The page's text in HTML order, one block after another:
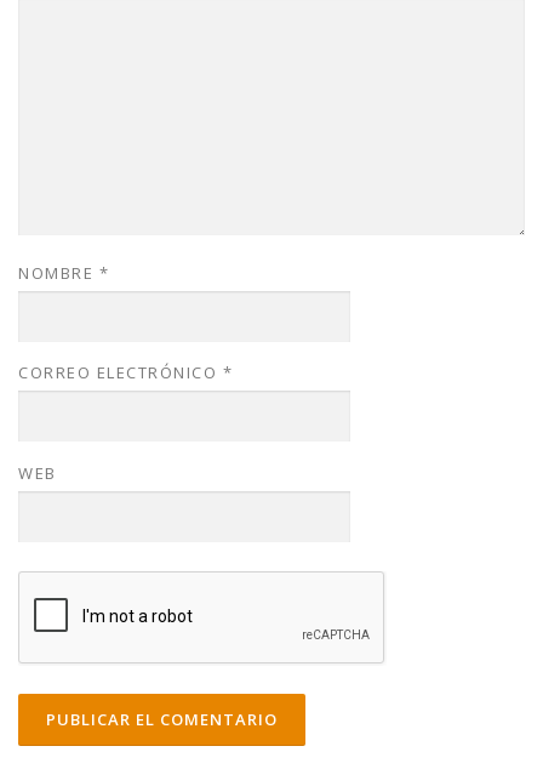
NOMBRE *
CORREO ELECTRÓNICO *
WEB